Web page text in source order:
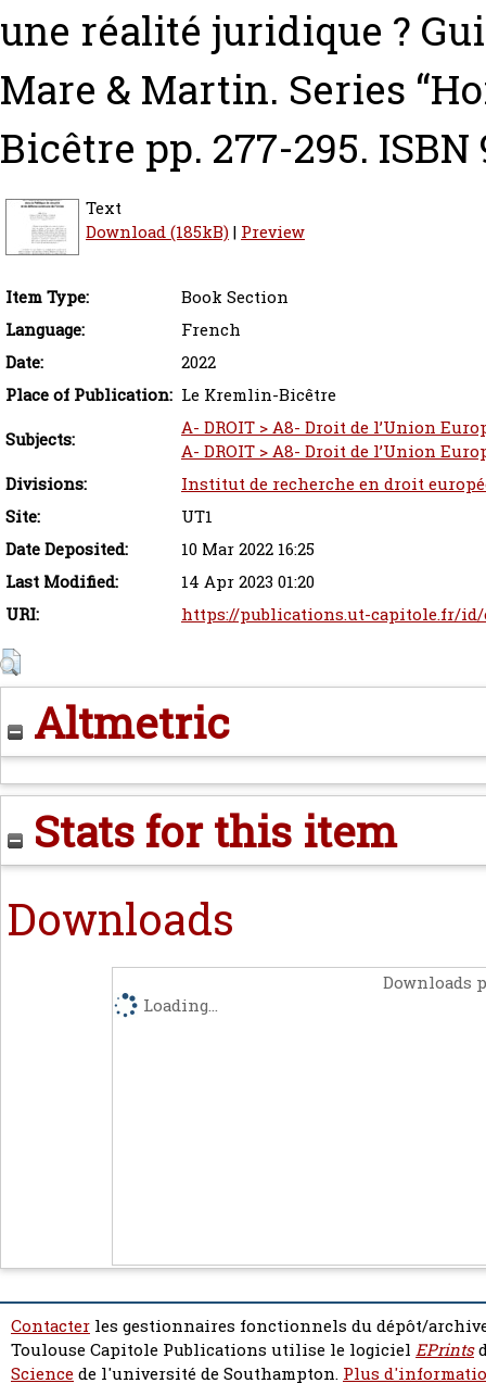
une réalité juridique ?
Mare & Martin. Series
Bicêtre pp. 277-295. ISBN
Text
Download (185kB)| Preview
Item Type:
Book Section
Language:
French
Date:
2022
Place of Publication: Le Kremlin-Bicêtre
Subjects:
A- DROIT > A8- Droit de l’Union
A- DROIT > A8- Droit de l’Union
Divisions:
Institut de recherche en droit
Site:
UT1
Date Deposited:
10 Mar 2022 16:25
Last Modified:
14 Apr 2023 01:20
URI:
https://publications.ut-capitole.fr/
Altmetric
Stats for this item
Downloads
Downloads
Loading...
Contacter les gestionnaires fonctionnels du dépôt/
Toulouse Capitole Publications utilise le logiciel EPrints
Sciencede l'université de Southampton. Plus